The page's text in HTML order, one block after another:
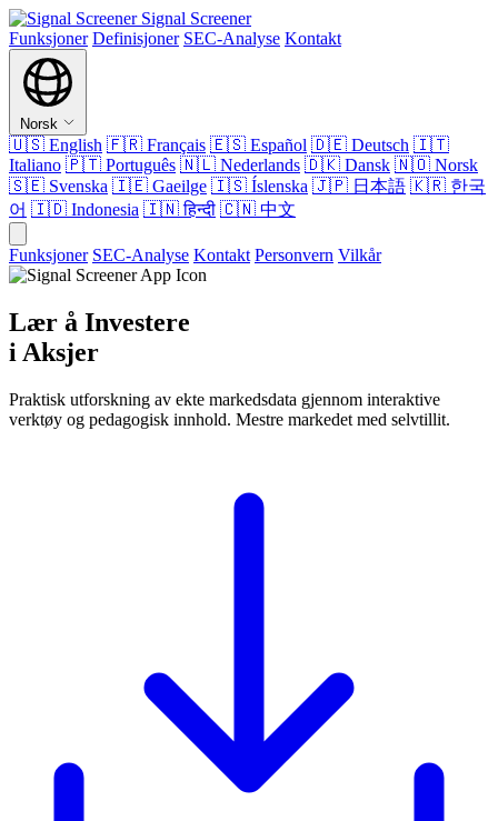
Signal Screener
Funksjoner Definisjoner SEC-Analyse Kontakt
Norsk
🇺🇸 English 🇫🇷 Français 🇪🇸 Español 🇩🇪 Deutsch 🇮🇹
Italiano 🇵🇹 Português 🇳🇱 Nederlands 🇩🇰 Dansk 🇳🇴 Norsk
🇸🇪 Svenska 🇮🇪 Gaeilge 🇮🇸 Íslenska 🇯🇵 日本語 🇰🇷 한국
어 🇮🇩 Indonesia 🇮🇳हिन्दी 🇨🇳 中文
Funksjoner SEC-Analyse Kontakt Personvern Vilkår
Lær å Investere
i Aksjer
Praktisk utforskning av ekte markedsdata gjennom interaktive
verktøy og pedagogisk innhold. Mestre markedet med selvtillit.